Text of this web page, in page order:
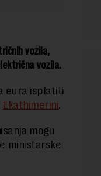
vozila,
vozila.
eura isplatiti
Ekathimerini.
mogu
ministarske